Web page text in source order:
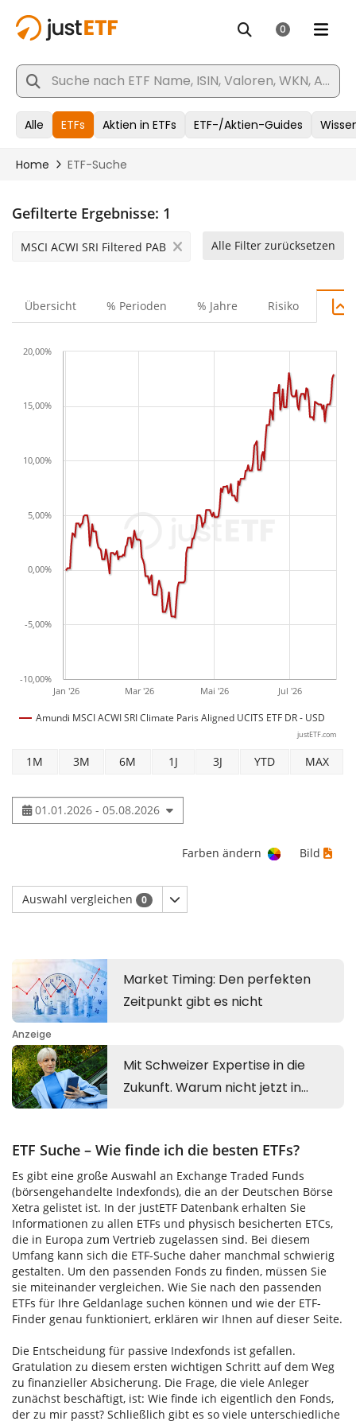
Gefilterte Ergebnisse: 1
MSCI ACWI SRI Filtered PAB Alle Filter zurücksetzen
Übersicht % Perioden % Jahre Risiko
Amundi MSCI ACWI SRI Climate Paris Aligned UCITS ETF DR - USD
Jan '26 Mar '26 Mai '26 Jul '26
-10,00%
-5,00%
0,00%
5,00%
10,00%
15,00%
20,00%
justETF.com
1M 3M 6M 1J 3J YTD MAX
01.01.2026 - 05.08.2026
Farben ändern Bild
Auswahl vergleichen 0
ETF Suche – Wie finde ich die besten ETFs?
Es gibt eine große Auswahl an Exchange Traded Funds
(börsengehandelte Indexfonds), die an der Deutschen Börse
Xetra gelistet ist. In der justETF Datenbank erhalten Sie
Informationen zu allen ETFs und physisch besicherten ETCs,
die in Europa zum Vertrieb zugelassen sind. Bei diesem
Umfang kann sich die ETF-Suche daher manchmal schwierig
gestalten. Um den passenden Fonds zu finden, müssen Sie
sie miteinander vergleichen. Wie Sie nach den passenden
ETFs für Ihre Geldanlage suchen können und wie der ETF-
Finder genau funktioniert, erklären wir Ihnen auf dieser Seite.
Die Entscheidung für passive Indexfonds ist gefallen.
Gratulation zu diesem ersten wichtigen Schritt auf dem Weg
zu finanzieller Absicherung. Die Frage, die viele Anleger
zunächst beschäftigt, ist: Wie finde ich eigentlich den Fonds,
der zu mir passt? Schließlich gibt es so viele unterschiedliche